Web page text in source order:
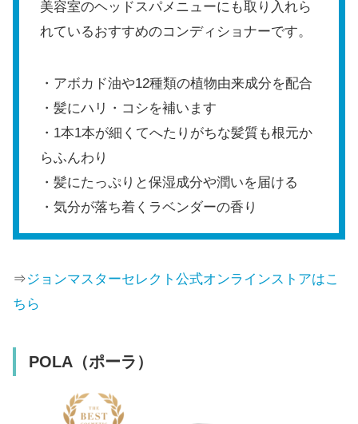
美容室のヘッドスパメニューにも取り入れら
れているおすすめのコンディショナーです。
・アボカド油や12種類の植物由来成分を配合
・髪にハリ・コシを補います
・1本1本が細くてへたりがちな髪質も根元か
らふんわり
・髪にたっぷりと保湿成分や潤いを届ける
・気分が落ち着くラベンダーの香り
⇒ジョンマスターセレクト公式オンラインストアはこ
ちら
POLA（ポーラ）